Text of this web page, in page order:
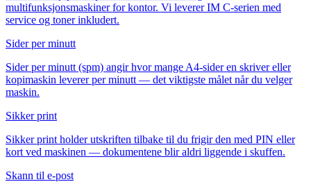
multifunksjonsmaskiner for kontor. Vi leverer IM C-serien med
service og toner inkludert.
Sider per minutt
Sider per minutt (spm) angir hvor mange A4-sider en skriver eller
kopimaskin leverer per minutt — det viktigste målet når du velger
maskin.
Sikker print
Sikker print holder utskriften tilbake til du frigir den med PIN eller
kort ved maskinen — dokumentene blir aldri liggende i skuffen.
Skann til e-post